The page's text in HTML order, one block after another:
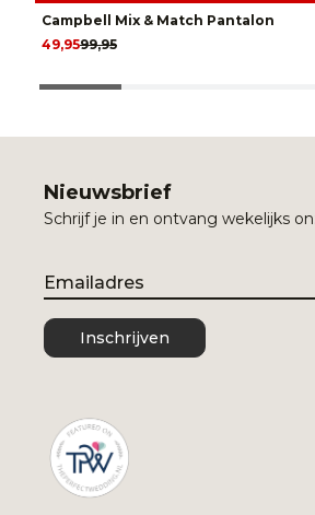
Campbell Mix & Match Pantalon
99,95
49,95
Nieuwsbrief
Schrijf je in en ontvang wekelijks
Email
Inschrijven